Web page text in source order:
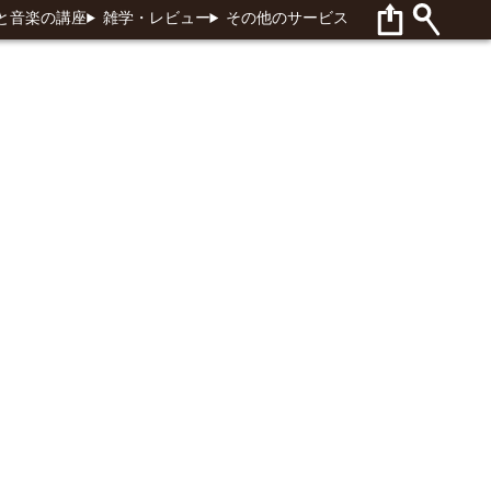
音楽の講座 雑学・レビュー その他のサービス